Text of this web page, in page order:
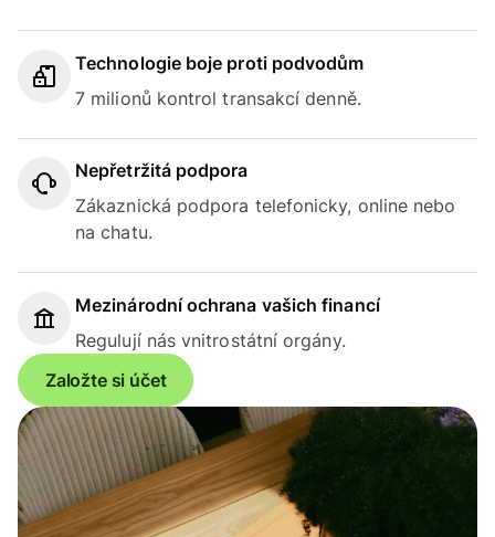
Technologie boje proti podvodům
7 milionů kontrol transakcí denně.
Nepřetržitá podpora
Zákaznická podpora telefonicky, online nebo
na chatu.
Mezinárodní ochrana vašich financí
Regulují nás vnitrostátní orgány.
Založte si účet